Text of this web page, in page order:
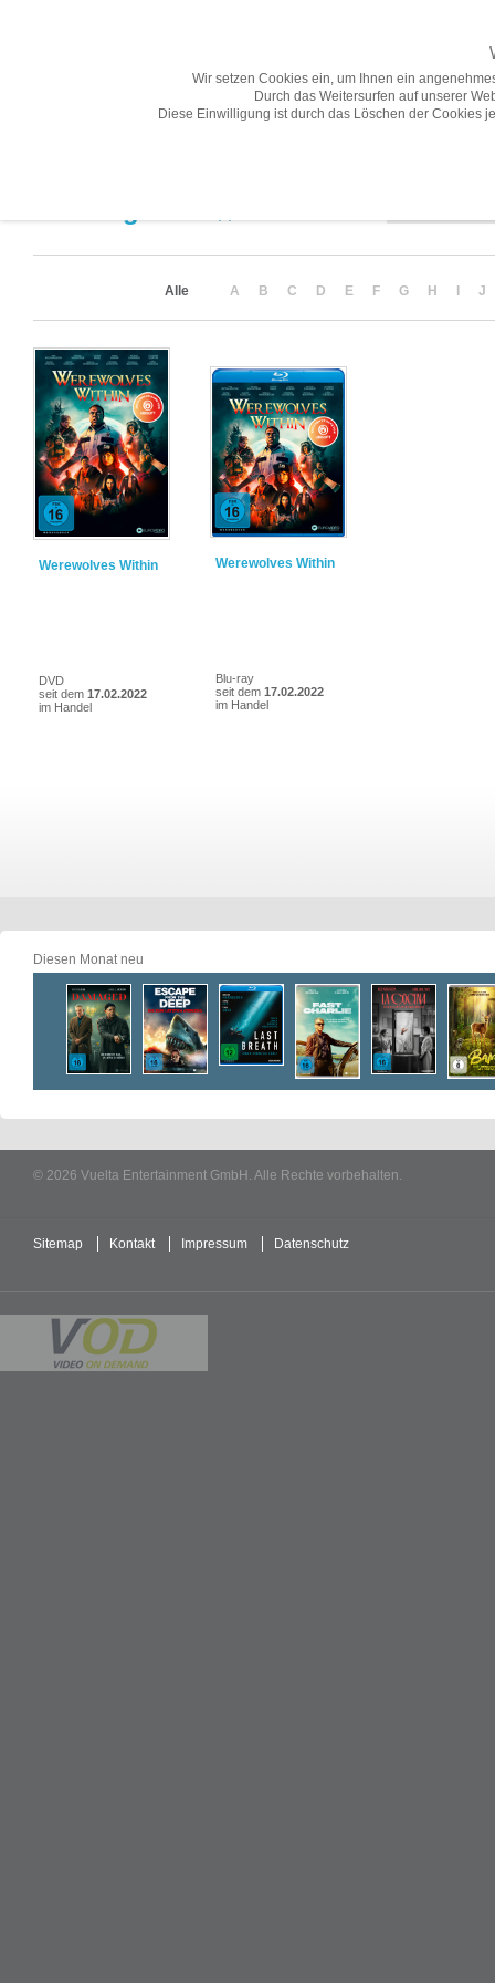
Alle A B C D E F G H J
Werewolves Within
DVD
seit dem 17.02.2022
im Handel
Werewolves Within
Blu-ray
seit dem 17.02.2022
im Handel
Diesen Monat neu
© 2026 Vuelta Entertainment GmbH. Alle Rechte vorbehalten.
Sitemap Kontakt Impressum Datenschutz
Wir setzen Cookies ein, um Ihnen ein
Durch das Weitersurfen auf unserer
Diese Einwilligung ist durch das Löschen der Cookies